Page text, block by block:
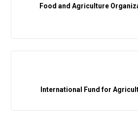
Food and Agriculture
International Fund for